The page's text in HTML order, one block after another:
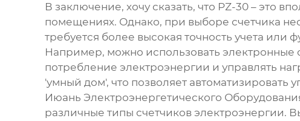
В заключение, хочу сказать, что PZ-30– это
помещениях. Однако, при выборе счетчика
требуется более высокая точность учета или
Например, можно использовать электронные
потребление электроэнергии и управлять
'умный дом', что позволяет
Июань Электроэнергетического
различные типы счетчиков электроэнергии.